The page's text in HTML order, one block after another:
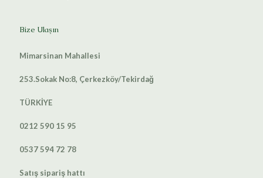
Bize Ulaşın
Mimarsinan Mahallesi
253.Sokak No:8, Çerkezköy/Tekirdağ
TÜRKİYE
0212 590 15 95
0537 594 72 78
Satış sipariş hattı